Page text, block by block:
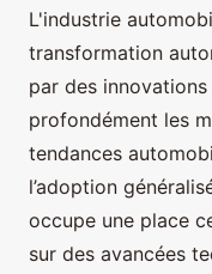
L'industrie
transformation
par des
profondément les
tendances
l’adoption
occupe une place
sur des avancées